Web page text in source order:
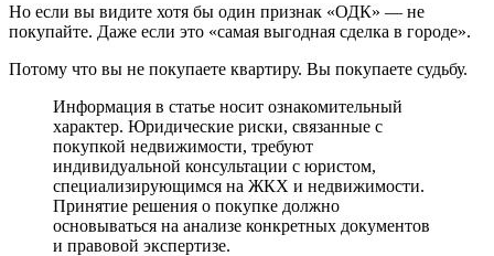
Но если вы видите хотя бы один признак «ОДК» — не
покупайте. Даже если это «самая выгодная сделка в городе».
Потому что вы не покупаете квартиру. Вы покупаете судьбу.
Информация в статье носит ознакомительный
характер. Юридические риски, связанные с
покупкой недвижимости, требуют
индивидуальной консультации с юристом,
специализирующимся на ЖКХ и недвижимости.
Принятие решения о покупке должно
основываться на анализе конкретных документов
и правовой экспертизе.